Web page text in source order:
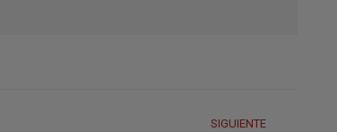
SIGUIENTE